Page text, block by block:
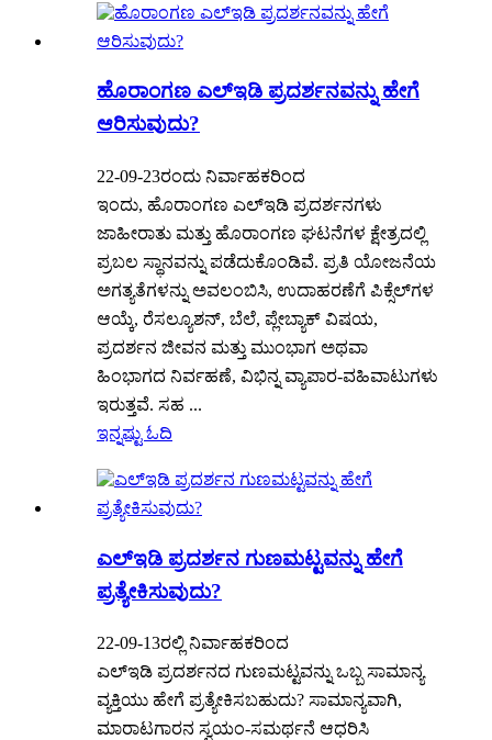
ಹೊರಾಂಗಣ ಎಲ್ಇಡಿ ಪ್ರದರ್ಶನವನ್ನು ಹೇಗೆ
ಆರಿಸುವುದು?
22-09-23ರಂದು ನಿರ್ವಾಹಕರಿಂದ
ಇಂದು, ಹೊರಾಂಗಣ ಎಲ್ಇಡಿ ಪ್ರದರ್ಶನಗಳು
ಜಾಹೀರಾತು ಮತ್ತು ಹೊರಾಂಗಣ ಘಟನೆಗಳ ಕ್ಷೇತ್ರದಲ್ಲಿ
ಪ್ರಬಲ ಸ್ಥಾನವನ್ನು ಪಡೆದುಕೊಂಡಿವೆ. ಪ್ರತಿ ಯೋಜನೆಯ
ಅಗತ್ಯತೆಗಳನ್ನು ಅವಲಂಬಿಸಿ, ಉದಾಹರಣೆಗೆ ಪಿಕ್ಸೆಲ್‌ಗಳ
ಆಯ್ಕೆ, ರೆಸಲ್ಯೂಶನ್, ಬೆಲೆ, ಪ್ಲೇಬ್ಯಾಕ್ ವಿಷಯ,
ಪ್ರದರ್ಶನ ಜೀವನ ಮತ್ತು ಮುಂಭಾಗ ಅಥವಾ
ಹಿಂಭಾಗದ ನಿರ್ವಹಣೆ, ವಿಭಿನ್ನ ವ್ಯಾಪಾರ-ವಹಿವಾಟುಗಳು
ಇರುತ್ತವೆ. ಸಹ ...
ಇನ್ನಷ್ಟು ಓದಿ
ಎಲ್ಇಡಿ ಪ್ರದರ್ಶನ ಗುಣಮಟ್ಟವನ್ನು ಹೇಗೆ
ಪ್ರತ್ಯೇಕಿಸುವುದು?
22-09-13ರಲ್ಲಿ ನಿರ್ವಾಹಕರಿಂದ
ಎಲ್ಇಡಿ ಪ್ರದರ್ಶನದ ಗುಣಮಟ್ಟವನ್ನು ಒಬ್ಬ ಸಾಮಾನ್ಯ
ವ್ಯಕ್ತಿಯು ಹೇಗೆ ಪ್ರತ್ಯೇಕಿಸಬಹುದು? ಸಾಮಾನ್ಯವಾಗಿ,
ಮಾರಾಟಗಾರನ ಸ್ವಯಂ-ಸಮರ್ಥನೆ ಆಧರಿಸಿ